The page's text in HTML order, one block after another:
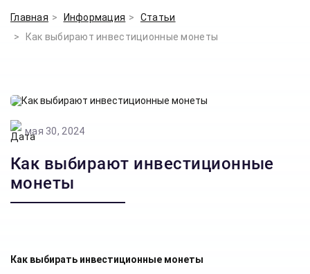
Главная Информация
Статьи
Как выбирают инвестиционные монеты
мая 30, 2024
Как выбирают инвестиционные
монеты
Как выбирать инвестиционные монеты